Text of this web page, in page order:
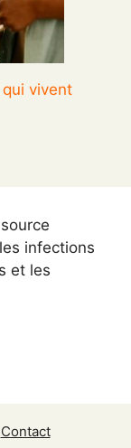
vivent
infections
et les
Contact